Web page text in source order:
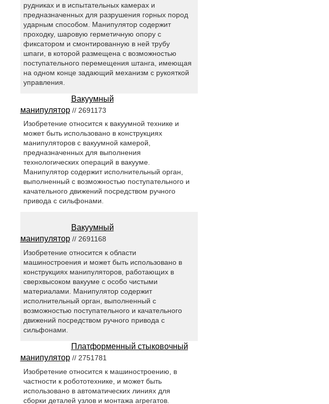
рудниках и в испытательных камерах и
предназначенных для разрушения горных пород
ударным способом. Манипулятор содержит
проходку, шаровую герметичную опору с
фиксатором и смонтированную в ней трубу
шпаги, в которой размещена с возможностью
поступательного перемещения штанга, имеющая
на одном конце задающий механизм с рукояткой
управления.
Вакуумный
манипулятор// 2691173
Изобретение относится к вакуумной технике и
может быть использовано в конструкциях
манипуляторов с вакуумной камерой,
предназначенных для выполнения
технологических операций в вакууме.
Манипулятор содержит исполнительный орган,
выполненный с возможностью поступательного и
качательного движений посредством ручного
привода с сильфонами.
Вакуумный
манипулятор// 2691168
Изобретение относится к области
машиностроения и может быть использовано в
конструкциях манипуляторов, работающих в
сверхвысоком вакууме с особо чистыми
материалами. Манипулятор содержит
исполнительный орган, выполненный с
возможностью поступательного и качательного
движений посредством ручного привода с
сильфонами.
Платформенный стыковочный
манипулятор// 2751781
Изобретение относится к машиностроению, в
частности к робототехнике, и может быть
использовано в автоматических линиях для
сборки деталей узлов и монтажа агрегатов.